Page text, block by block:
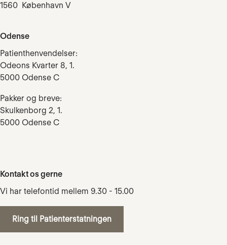
1560 København V
Odense
Patienthenvendelser:
Odeons Kvarter 8, 1.
5000 Odense C
Pakker og breve:
Skulkenborg 2, 1.
5000 Odense C
Kontakt os gerne
Vi har telefontid mellem 9.30 - 15.00
Ring til Patienterstatningen